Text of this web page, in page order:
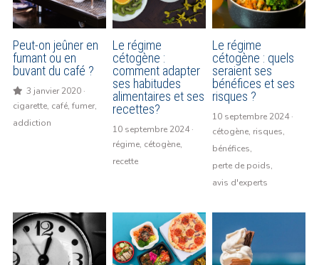
Le Jeûne
Les effets du Jeûne
La reprise
Les bienfaits du jeûne
Le Blog
Facebook
Peut-on jeûner en
fumant ou en
buvant du café ?
3 janvier 2020·
cigarette, café, fumer,
addiction
Le régime
cétogène :
comment adapter
ses habitudes
alimentaires et ses
recettes?
10 septembre 2024·
régime, cétogène,
recette
Le régime
cétogène : quels
seraient ses
bénéfices et ses
risques ?
10 septembre 2024·
cétogène, risques,
bénéfices,
perte de poids,
avis d'experts